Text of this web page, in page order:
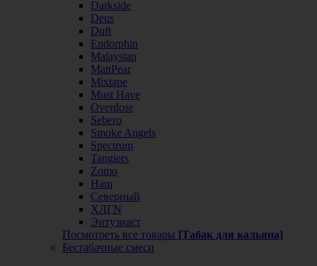
Darkside
Deus
Duft
Endorphin
Malaysian
MattPear
Mixtape
Must Have
Overdose
Sebero
Smoke Angels
Spectrum
Tangiers
Zomo
Наш
Северный
ХЛГN
Энтузиаст
Посмотреть все товары [Табак для кальяна]
Бестабачные смеси